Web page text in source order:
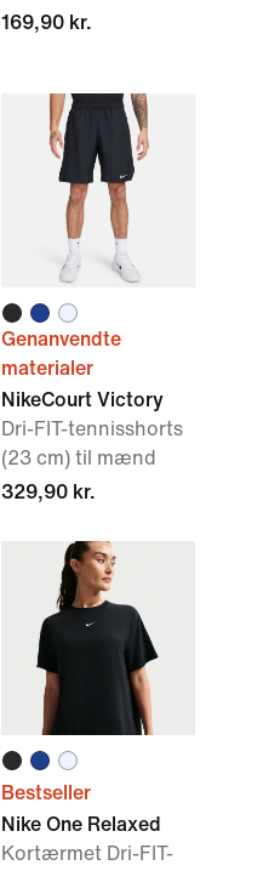
169,90 kr.
Genanvendte
materialer
NikeCourt Victory
Dri-FIT-tennisshorts
(23 cm) til mænd
329,90 kr.
Bestseller
Nike One Relaxed
Kortærmet Dri-FIT-